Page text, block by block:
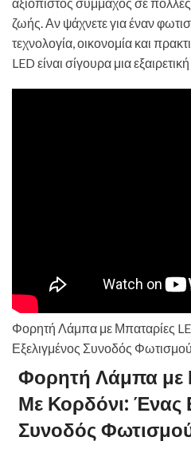
ζωής. Αν ψάχνετε για έναν
τεχνολογία, οικονομία και
LED είναι σίγουρα μια
Φορητή Λάμπα με Μπαταρίες
Εξελιγμένος Συνοδός Φωτισμού
Φορητή Λάμπα με
Με Κορδόνι: Ένας
Συνοδός